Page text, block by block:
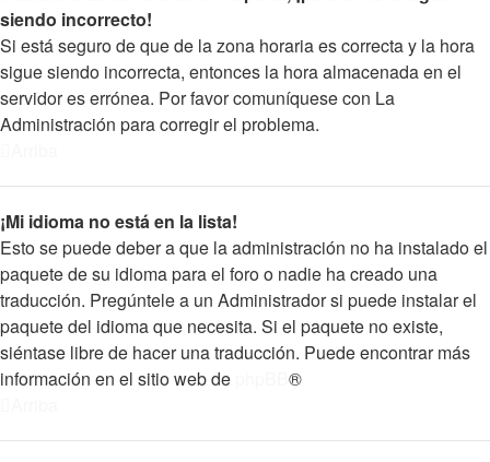
siendo incorrecto!
Si está seguro de que de la zona horaria es correcta y la hora
sigue siendo incorrecta, entonces la hora almacenada en el
servidor es errónea. Por favor comuníquese con La
Administración para corregir el problema.
¡Mi idioma no está en la lista!
Esto se puede deber a que la administración no ha instalado el
paquete de su idioma para el foro o nadie ha creado una
traducción. Pregúntele a un Administrador si puede instalar el
paquete del idioma que necesita. Si el paquete no existe,
siéntase libre de hacer una traducción. Puede encontrar más
información en el sitio web de
®